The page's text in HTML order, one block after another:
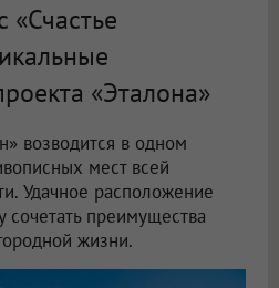
«Эталона»
возводится в одном
мест всей
Удачное расположение
сочетать преимущества
жизни.